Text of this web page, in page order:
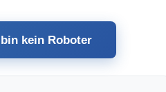
kein Roboter